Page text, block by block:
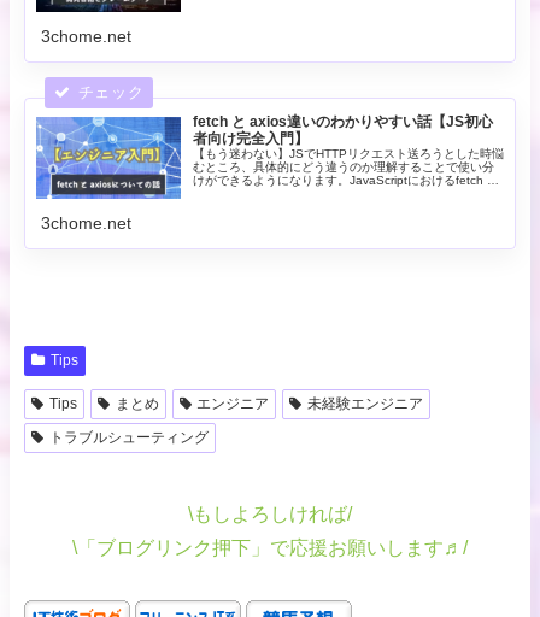
3chome.net
fetch と axios違いのわかりやすい話【JS初心
者向け完全入門】
【もう迷わない】JSでHTTPリクエスト送ろうとした時悩
むところ、具体的にどう違うのか理解することで使い分
けができるようになります。JavaScriptにおけるfetch と
3chome.net
Tips
Tips まとめ エンジニア
未経験エンジニア
トラブルシューティング
\もしよろしければ/
\「ブログリンク押下」で応援お願いします♬/